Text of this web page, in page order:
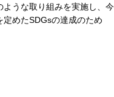
施設
をご検討の方
オーナー様まで、賃貸経
うな取り組みを実施し、今
めたSDGsの達成のため